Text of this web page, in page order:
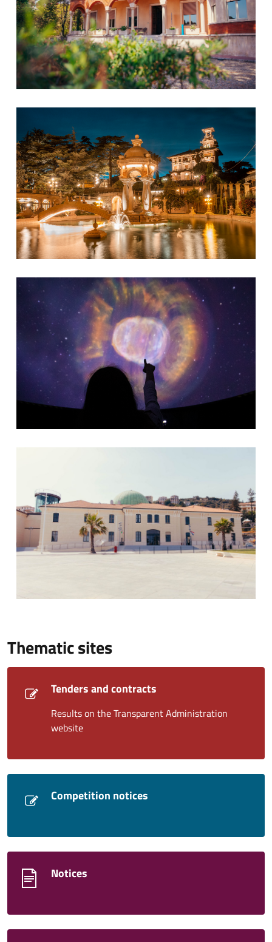
Planetarium Imperia
Thematic sites
Tenders and contracts
Results on the Transparent Administration
website
Competition notices
Notices